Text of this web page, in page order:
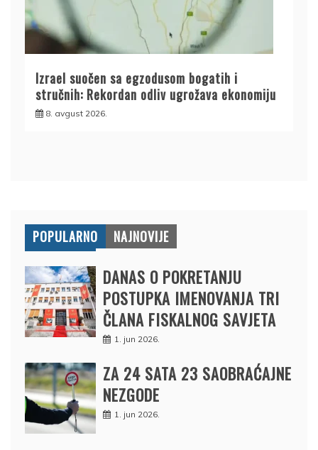
Izrael suočen sa egzodusom bogatih i
stručnih: Rekordan odliv ugrožava ekonomiju
8. avgust 2026.
POPULARNO NAJNOVIJE
DANAS O POKRETANJU
POSTUPKA IMENOVANJA TRI
ČLANA FISKALNOG SAVJETA
1. jun 2026.
ZA 24 SATA 23 SAOBRAĆAJNE
NEZGODE
1. jun 2026.